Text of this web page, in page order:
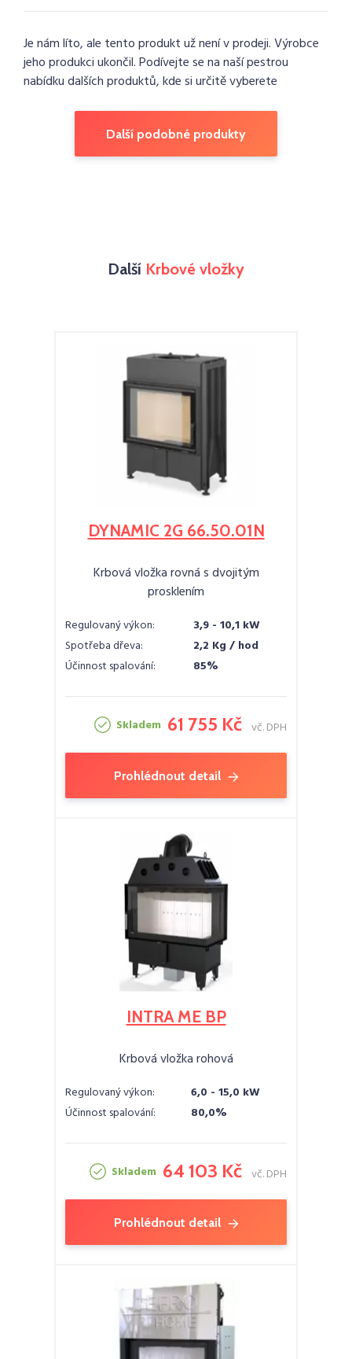
Je nám líto, ale tento produkt už není v prodeji. Výrobce
jeho produkci ukončil. Podívejte se na naší pestrou
nabídku dalších produktů, kde si určitě vyberete
Další podobné produkty
Další Krbové vložky
DYNAMIC 2G 66.50.01N
Krbová vložka rovná s dvojitým
prosklením
Regulovaný výkon:
3,9 - 10,1 kW
Spotřeba dřeva:
2,2 Kg / hod
Účinnost spalování:
85%
Skladem 61 755 Kč vč. DPH
Prohlédnout detail
INTRA ME BP
Krbová vložka rohová
Regulovaný výkon:
6,0 - 15,0 kW
Účinnost spalování:
80,0%
Skladem 64 103 Kč vč. DPH
Prohlédnout detail